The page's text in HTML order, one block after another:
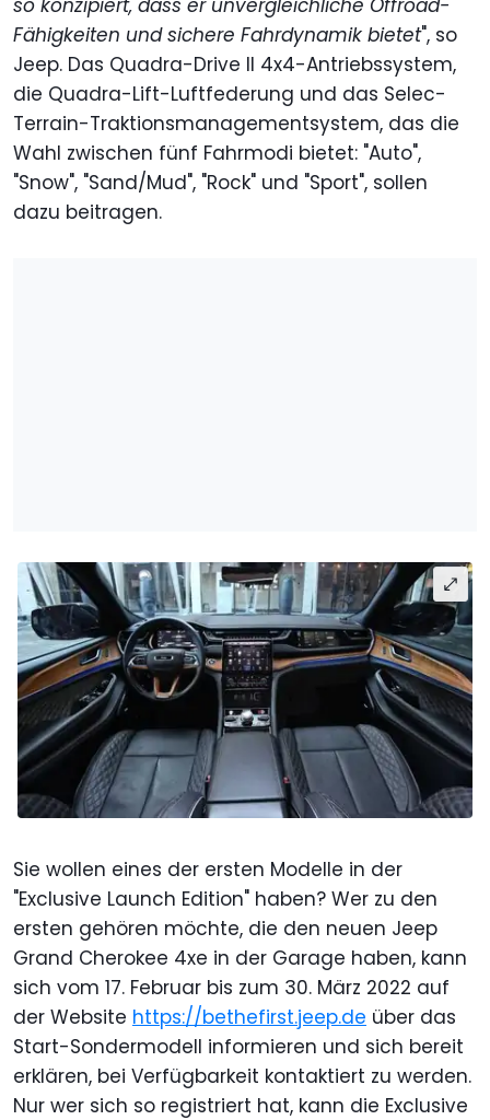
so konzipiert, dass er unvergleichliche Offroad-
Fähigkeiten und sichere Fahrdynamik bietet", so
Jeep. Das Quadra-Drive II 4x4-Antriebssystem,
die Quadra-Lift-Luftfederung und das Selec-
Terrain-Traktionsmanagementsystem, das die
Wahl zwischen fünf Fahrmodi bietet: "Auto",
"Snow", "Sand/Mud", "Rock" und "Sport", sollen
dazu beitragen.
Sie wollen eines der ersten Modelle in der
"Exclusive Launch Edition" haben? Wer zu den
ersten gehören möchte, die den neuen Jeep
Grand Cherokee 4xe in der Garage haben, kann
sich vom 17. Februar bis zum 30. März 2022 auf
der Website https://bethefirst.jeep.de über das
Start-Sondermodell informieren und sich bereit
erklären, bei Verfügbarkeit kontaktiert zu werden.
Nur wer sich so registriert hat, kann die Exclusive